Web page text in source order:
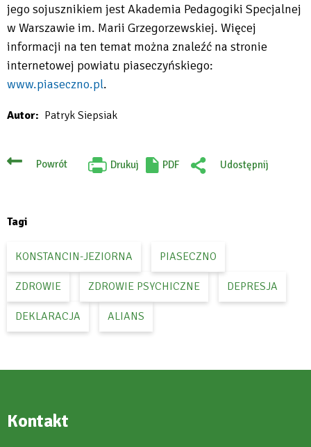
jego sojusznikiem jest Akademia Pedagogiki Specjalnej
w Warszawie im. Marii Grzegorzewskiej. Więcej
informacji na ten temat można znaleźć na stronie
internetowej powiatu piaseczyńskiego:
www.piaseczno.pl
open
new
.
Autor Patryk Siepsiak
Powrót Drukuj
Will
PDF
Udostępnij
Tagi
KONSTANCIN-JEZIORNA PIASECZNO
ZDROWIE ZDROWIE PSYCHICZNE DEPRESJA
DEKLARACJA ALIANS
Kontakt